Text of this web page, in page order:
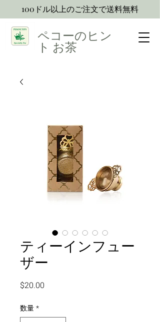
ペコーのヒン
ト お茶
100ドル以上のご注文で送料無料
ティーインフュー
ザー
$20.00
数量*